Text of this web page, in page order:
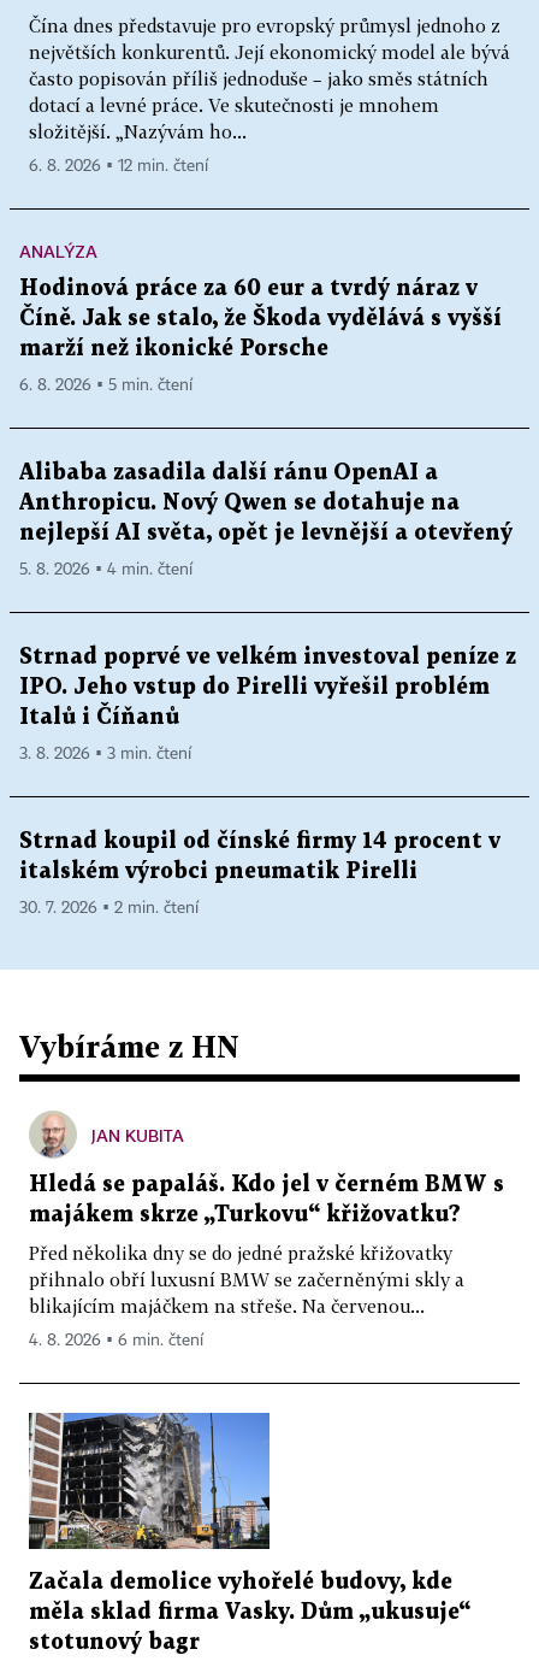
Čína dnes představuje pro evropský průmysl jednoho z
největších konkurentů. Její ekonomický model ale bývá
často popisován příliš jednoduše – jako směs státních
dotací a levné práce. Ve skutečnosti je mnohem
složitější. „Nazývám ho...
6. 8. 2026 ▪ 12 min. čtení
ANALÝZA
Hodinová práce za 60 eur a tvrdý náraz v
Číně. Jak se stalo, že Škoda vydělává s vyšší
marží než ikonické Porsche
6. 8. 2026 ▪ 5 min. čtení
Alibaba zasadila další ránu OpenAI a
Anthropicu. Nový Qwen se dotahuje na
nejlepší AI světa, opět je levnější a otevřený
5. 8. 2026 ▪ 4 min. čtení
Strnad poprvé ve velkém investoval peníze z
IPO. Jeho vstup do Pirelli vyřešil problém
Italů i Číňanů
3. 8. 2026 ▪ 3 min. čtení
Strnad koupil od čínské firmy 14 procent v
italském výrobci pneumatik Pirelli
30. 7. 2026 ▪ 2 min. čtení
Vybíráme z HN
JAN KUBITA
Hledá se papaláš. Kdo jel v černém BMW s
majákem skrze „Turkovu“ křižovatku?
Před několika dny se do jedné pražské křižovatky
přihnalo obří luxusní BMW se začerněnými skly a
blikajícím majáčkem na střeše. Na červenou...
4. 8. 2026 ▪ 6 min. čtení
Začala demolice vyhořelé budovy, kde
měla sklad firma Vasky. Dům „ukusuje“
stotunový bagr